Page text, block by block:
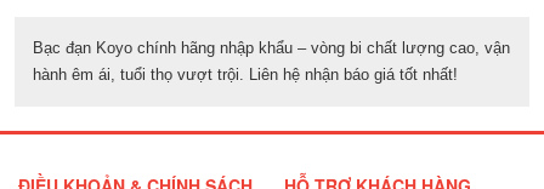
Bạc đạn Koyo chính hãng nhập khẩu – vòng bi chất lượng cao, vận
hành êm ái, tuổi thọ vượt trội. Liên hệ nhận báo giá tốt nhất!